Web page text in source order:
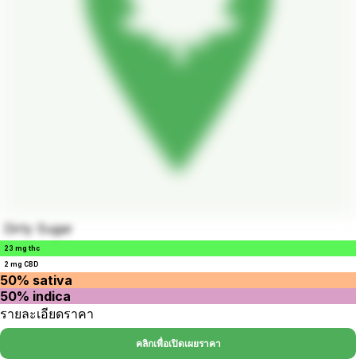
Dirty Sugar
23 mg thc
2 mg CBD
50% sativa
50% indica
รายละเอียดราคา
คลิกเพื่อเปิดเผยราคา